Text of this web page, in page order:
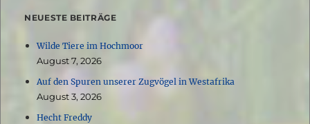
NEUESTE BEITRÄGE
Wilde Tiere im Hochmoor
August 7, 2026
Auf den Spuren unserer Zugvögel in Westafrika
August 3, 2026
Hecht Freddy